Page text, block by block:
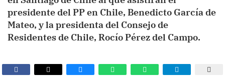
presidente del PP en Chile, Benedicto García de
Mateo, y la presidenta del Consejo de
Residentes de Chile, Rocío Pérez del Campo.